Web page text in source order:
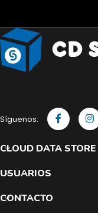
Síguenos:
CLOUD DATA STORE
USUARIOS
CONTACTO